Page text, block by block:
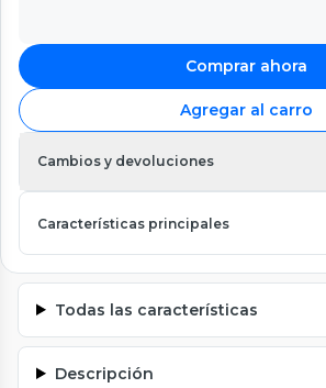
Comprar ahora
Agregar al carro
Cambios y devoluciones
Características principales
Todas las características
Descripción